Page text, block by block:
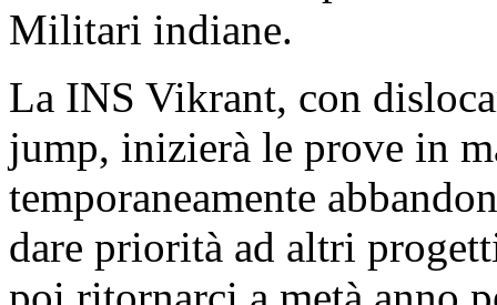
Militari indiane.
La INS Vikrant, con
jump, inizierà le prove in
temporaneamente
dare priorità ad altri